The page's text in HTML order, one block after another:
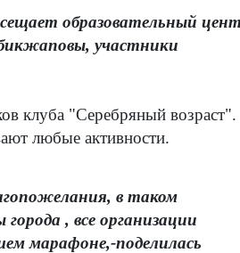
образовательный
участники
клуба "Серебряный возраст".
любые активности.
в таком
, все организации
марафоне,-поделилась